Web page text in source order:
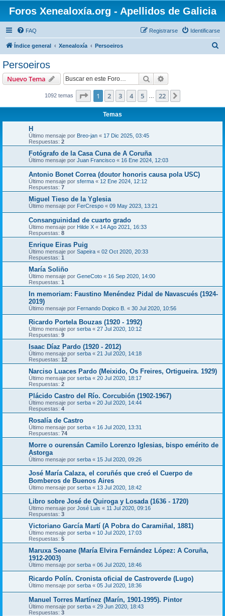
Foros Xenealoxía.org - Apellidos de Galicia
FAQ Identificarse
Registrarse
Índice general Xenealoxía Persoeiros
Persoeiros
Nuevo Tema Buscar
1092 temas Página de 22
1 2 3 4 5 22
Temas
H
Último mensaje por Breo-jan « 17 Dic 2025, 03:45
Respuestas: 2
Fotógrafo de la Casa Cuna de A Coruña
Último mensaje por Juan Francisco « 16 Ene 2024, 12:03
Antonio Bonet Correa (doutor honoris causa pola USC)
Último mensaje por sferma « 12 Ene 2024, 12:12
Respuestas: 7
Miguel Tieso de la Yglesia
Último mensaje por FerCrespo « 09 May 2023, 13:21
Consanguinidad de cuarto grado
Último mensaje por Hilde X « 14 Ago 2021, 16:33
Respuestas: 8
Enrique Eiras Puig
Último mensaje por Sapeira « 02 Oct 2020, 20:33
Respuestas: 1
María Soliño
Último mensaje por GeneCoto « 16 Sep 2020, 14:00
Respuestas: 1
In memoriam: Faustino Menéndez Pidal de Navascués (1924-
2019)
Último mensaje por Fernando Dopico B. « 30 Jul 2020, 10:56
Ricardo Portela Bouzas (1920 - 1992)
Último mensaje por serba « 27 Jul 2020, 10:12
Respuestas: 9
Isaac Díaz Pardo (1920 - 2012)
Último mensaje por serba « 21 Jul 2020, 14:18
Respuestas: 12
Narciso Luaces Pardo (Meixido, Os Freires, Ortigueira. 1929)
Último mensaje por serba « 20 Jul 2020, 18:17
Respuestas: 2
Plácido Castro del Río. Corcubión (1902-1967)
Último mensaje por serba « 20 Jul 2020, 14:44
Respuestas: 4
Rosalía de Castro
Último mensaje por serba « 16 Jul 2020, 13:31
Respuestas: 74
Morre o ourensán Camilo Lorenzo Iglesias, bispo emérito de
Astorga
Último mensaje por serba « 15 Jul 2020, 09:26
José María Calaza, el coruñés que creó el Cuerpo de
Bomberos de Buenos Aires
Último mensaje por serba « 13 Jul 2020, 18:42
Libro sobre José de Quiroga y Losada (1636 - 1720)
Último mensaje por José Luis « 11 Jul 2020, 09:16
Respuestas: 3
Victoriano García Martí (A Pobra do Caramiñal, 1881)
Último mensaje por serba « 10 Jul 2020, 17:03
Respuestas: 5
Maruxa Seoane (María Elvira Fernández López: A Coruña,
1912-2003)
Último mensaje por serba « 06 Jul 2020, 18:46
Ricardo Polín. Cronista oficial de Castroverde (Lugo)
Último mensaje por serba « 05 Jul 2020, 18:36
Manuel Torres Martínez (Marín, 1901-1995). Pintor
Último mensaje por serba « 29 Jun 2020, 18:43
Respuestas: 3